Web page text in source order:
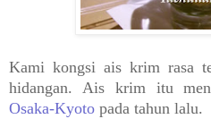
Kami kongsi ais krim rasa
hidangan. Ais krim itu
Osaka-Kyoto pada tahun lalu.